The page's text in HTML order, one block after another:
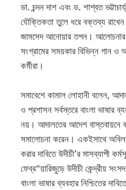
ডা. চন্দন দাশ এবং ড. শাশ্বত
যৌক্তিকতা তুলে ধরে বক্তব্য রাখেন
জামসেদ আনোয়ার তপন। আলোচনার
সংগ্রামের সময়কার বিভিন্ন গান ও
কর্মীরা।
সমাবেশে কামাল লোহানী বলেন,
ও প্রশাসন সর্বস্তরে বাংলা ভাষার
নয়। আদালতের আদেশ বাস্তবায়নে
সমালোচনা করেন। একইসাথে
করার দাবিতে উদীচী’র মাসব্যাপী
ফেব্র“য়ারিজুড়ে উদীচী কেন্দ্রীয়
বাংলা ভাষার ব্যবহার নিশ্চিতের